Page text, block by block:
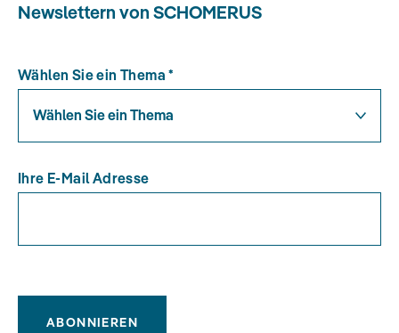
Newslettern von SCHOMERUS
Wählen Sie ein Thema *
Wählen Sie ein Thema
Ihre E-Mail Adresse
ABONNIEREN